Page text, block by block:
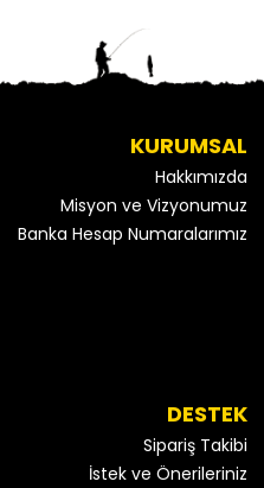
KURUMSAL
Hakkımızda
Misyon ve Vizyonumuz
Banka Hesap Numaralarımız
DESTEK
Sipariş Takibi
İstek ve Önerileriniz